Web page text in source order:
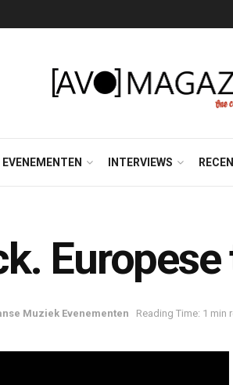
INTERVIEWS
Muziek Evenementen Reading Time: 1 min